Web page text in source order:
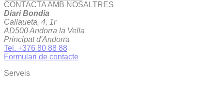
CONTACTA AMB NOSALTRES
Diari Bondia
Callaueta, 4, 1r
AD500 Andorra la Vella
Principat d'Andorra
Tel. +376 80 88 88
Formulari de contacte
Serveis